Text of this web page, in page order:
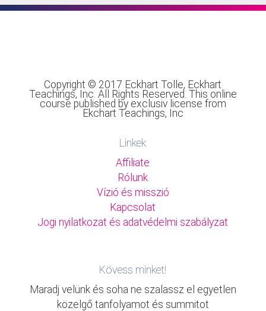
Copyright © 2017 Eckhart Tolle, Eckhart
Teachings, Inc. All Rights Reserved. This online
course published by exclusiv license from
Ekchart Teachings, Inc
Linkek
Affiliate
Rólunk
Vízió és misszió
Kapcsolat
Jogi nyilatkozat és adatvédelmi szabályzat
Kövess minket!
Maradj velünk és soha ne szalassz el egyetlen
közelgő tanfolyamot és summitot